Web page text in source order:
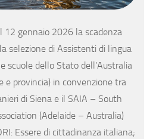
12 gennaio 2026 la scadenza
selezione di Assistenti di lingua
scuole dello Stato dell’Australia
e provincia) in convenzione tra
di Siena e il SAIA – South
(Adelaide – Australia)
Essere di cittadinanza italiana;